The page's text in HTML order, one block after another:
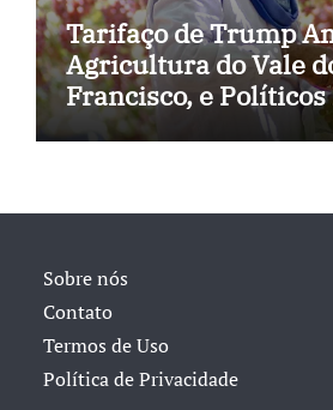
Tarifaço de Trump
Agricultura do Vale
Francisco, e
Soluções
Sobre nós
Contato
Termos de Uso
Política de Privacidade